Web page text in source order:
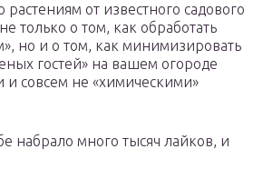
от известного садового
только о том, как обработать
но и о том, как минимизировать
гостей» на вашем огороде
и совсем не «химическими»
набрало много тысяч лайков, и